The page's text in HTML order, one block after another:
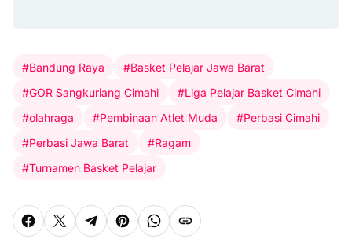
#Bandung Raya
#Basket Pelajar Jawa Barat
#GOR Sangkuriang Cimahi
#Liga Pelajar Basket Cimahi
#olahraga
#Pembinaan Atlet Muda
#Perbasi Cimahi
#Perbasi Jawa Barat
#Ragam
#Turnamen Basket Pelajar